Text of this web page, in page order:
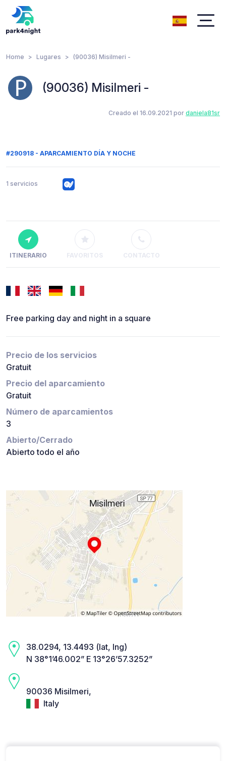
Home Lugares (90036) Misilmeri -
(90036) Misilmeri -
Creado el 16.09.2021 por daniela81sr
#290918 - APARCAMIENTO DÍA Y NOCHE
1 servicios
ITINERARIO FAVORITOS CONTACTO
Free parking day and night in a square
Precio de los servicios
Gratuit
Precio del aparcamiento
Gratuit
Número de aparcamientos
3
Abierto/Cerrado
Abierto todo el año
38.0294, 13.4493 (lat, lng)
N 38°1’46.002” E 13°26’57.3252”
90036 Misilmeri,
Italy